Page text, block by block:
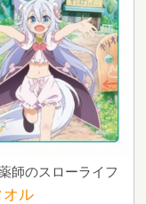
師のスローライフ
オル